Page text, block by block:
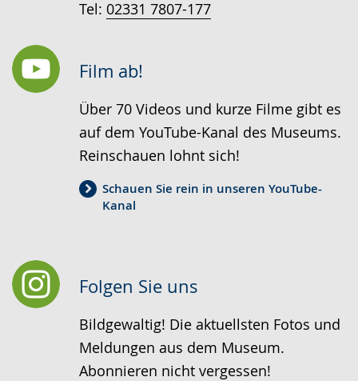
Tel: 02331 7807-177
Film ab!
Über 70 Videos und kurze Filme gibt es
auf dem YouTube-Kanal des Museums.
Reinschauen lohnt sich!
Schauen Sie rein in unseren YouTube-
Kanal
Folgen Sie uns
Bildgewaltig! Die aktuellsten Fotos und
Meldungen aus dem Museum.
Abonnieren nicht vergessen!